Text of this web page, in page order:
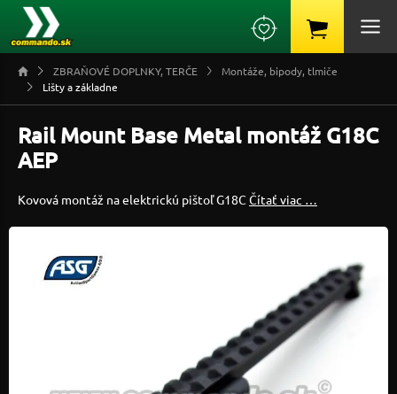
ZBRAŇOVÉ DOPLNKY, TERČE
Montáže, bipody, tlmiče
Lišty a základne
Rail Mount Base Metal montáž G18C
AEP
Kovová montáž na elektrickú pištoľ G18C Čítať viac …